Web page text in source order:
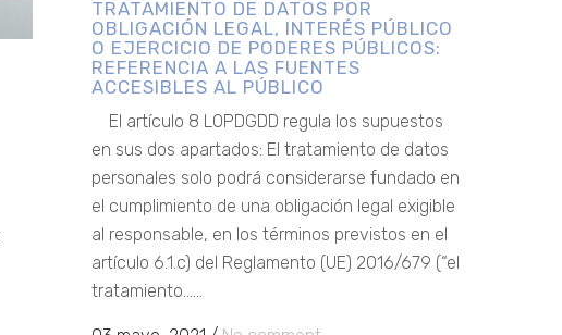
TRATAMIENTO DE DATOS POR
OBLIGACIÓN LEGAL, INTERÉS PÚBLICO
O EJERCICIO DE PODERES PÚBLICOS:
REFERENCIA A LAS FUENTES
ACCESIBLES AL PÚBLICO
El artículo 8 LOPDGDD regula los supuestos
en sus dos apartados: El tratamiento de datos
personales solo podrá considerarse fundado en
el cumplimiento de una obligación legal exigible
al responsable, en los términos previstos en el
artículo 6.1.c) del Reglamento (UE) 2016/679 (“el
tratamiento......